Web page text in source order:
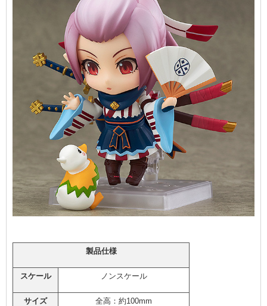
製品仕様
スケール ノンスケール
サイズ 全高：約100mm